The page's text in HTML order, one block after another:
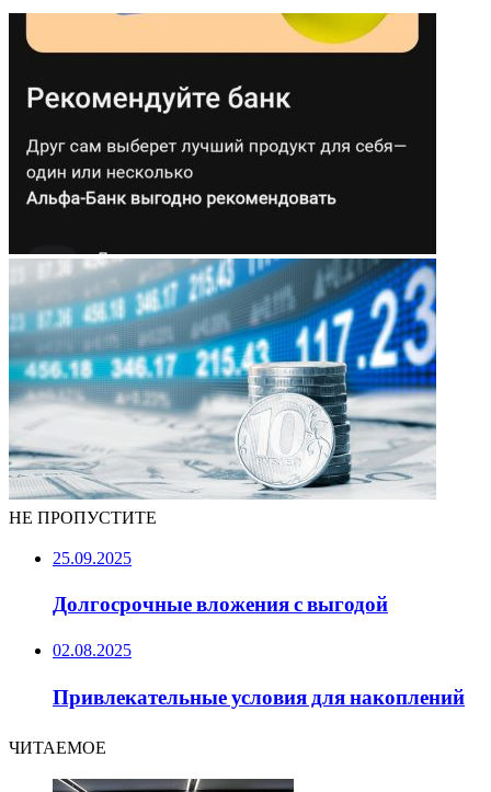
НЕ ПРОПУСТИТЕ
25.09.2025
Долгосрочные вложения с выгодой
02.08.2025
Привлекательные условия для накоплений
ЧИТАЕМОЕ